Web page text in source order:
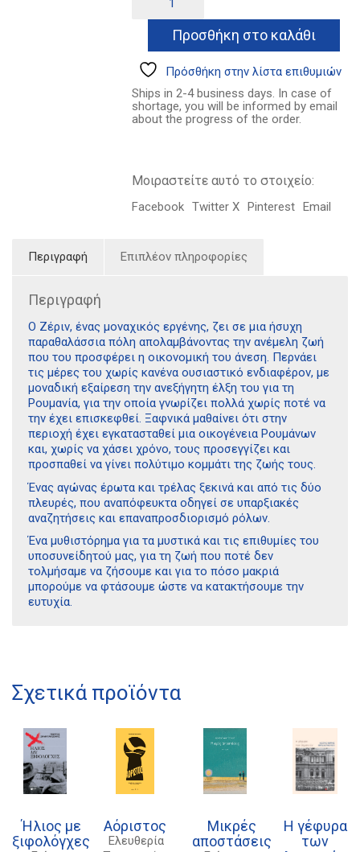
12.20€.είναι:
9.15€.
κανίβαλος
που
έναν
Ρουμάνο
Προσθήκη στο καλάθι
Πρόσθήκη στην λίστα επιθυμιών
Ships in 2-4 business days. In case of
shortage, you will be informed by email
about the progress of the order.
Μοιραστείτε αυτό το στοιχείο:
Facebook Twitter X Pinterest Email
Περιγραφή Επιπλέον πληροφορίες
Περιγραφή
Ο Ζέριν, ένας μοναχικός εργένης, ζει σε μια ήσυχη
παραθαλάσσια πόλη απολαμβάνοντας την ανέμελη ζωή
που του προσφέρει η οικονομική του άνεση. Περνάει
τις μέρες του χωρίς κανένα ουσιαστικό ενδιαφέρον, με
μοναδική εξαίρεση την ανεξήγητη έλξη του για τη
Ρουμανία, για την οποία γνωρίζει πολλά χωρίς ποτέ να
την έχει επισκεφθεί. Ξαφνικά μαθαίνει ότι στην
περιοχή έχει εγκατασταθεί μια οικογένεια Ρουμάνων
και, χωρίς να χάσει χρόνο, τους προσεγγίζει και
προσπαθεί να γίνει πολύτιμο κομμάτι της ζωής τους.
Ένας αγώνας έρωτα και τρέλας ξεκινά και από τις δύο
πλευρές, που αναπόφευκτα οδηγεί σε υπαρξιακές
αναζητήσεις και επαναπροσδιορισμό ρόλων.
Ένα μυθιστόρημα για τα μυστικά και τις επιθυμίες του
υποσυνείδητού μας, για τη ζωή που ποτέ δεν
τολμήσαμε να ζήσουμε και για το πόσο μακριά
μπορούμε να φτάσουμε ώστε να κατακτήσουμε την
ευτυχία.
Σχετικά προϊόντα
Ήλιος με
ξιφολόγχες
Αόριστος
Ελευθερία
Μικρές
αποστάσεις
Η γέφυρα
των
kombrai.bs@gmail.com
Πολιτική προστασίας δεδομένων
Πολιτική επιστροφών
Όροι χρήσης